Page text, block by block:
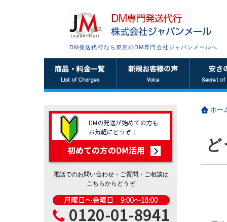
DM発送代行なら東京のDM専門会社ジャパンメールへ
ホー
ど
電話でのお問い合わせ・ご質問・ご相談は
こちらからどうぞ